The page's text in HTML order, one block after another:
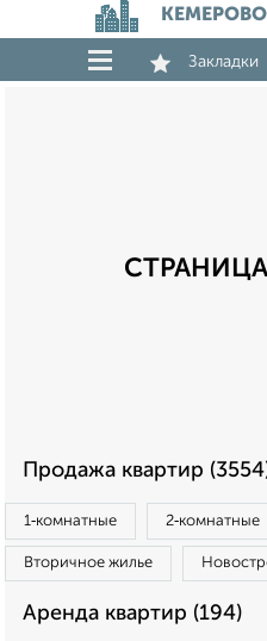
Закладки
Продажа квартир
1‑комнатные 2‑комнатные
Вторичное жилье
Аренда квартир (194)